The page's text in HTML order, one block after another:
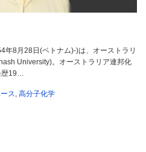
8月28日(ベトナム)-)は、オーストラリ
University)。オーストラリア連邦化
歴19…
ス, 高分子化学